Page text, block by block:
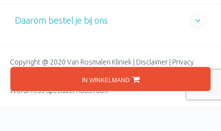
IN WINKELMAND
Daarom bestel je bij ons
Copyright @ 2020 Van Rosmalen Kliniek | Disclaimer
Privacy
WordPress Specialist Rotterdam